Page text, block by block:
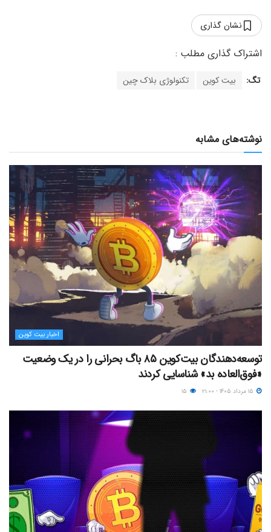
نشان گذاری
تگ: بیت کوین تکنولوژی بلاک چین
نوشته‌های مشابه
اخبار بیت کوین
توسعه‌دهندگان بیت‌کوین ۸۵ باگ بحرانی را در یک وضعیت
«فوق‌العاده بد» شناسایی کردند